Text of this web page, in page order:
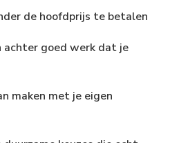
de hoofdprijs te betalen
achter goed werk dat je
maken met je eigen